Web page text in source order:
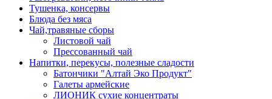
Тушенка, консервы
Блюда без мяса
Чай,травяные сборы
Листовой чай
Прессованный чай
Напитки, перекусы, полезные сладости
Батончики "Алтай Эко Продукт"
Галеты армейские
ЛИОНИК сухие концентраты